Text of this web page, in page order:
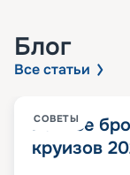
Блог
Все статьи
СОВЕТЫ
Раннее
круизов